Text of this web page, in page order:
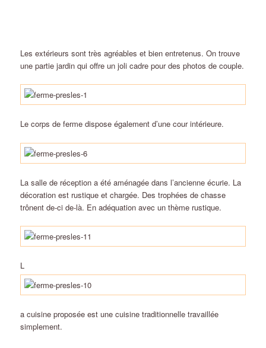
Les extérieurs sont très agréables et bien entretenus. On trouve
une partie jardin qui offre un joli cadre pour des photos de couple.
Le corps de ferme dispose également d’une cour intérieure.
La salle de réception a été aménagée dans l’ancienne écurie. La
décoration est rustique et chargée. Des trophées de chasse
trônent de-ci de-là. En adéquation avec un thème rustique.
L
a cuisine proposée est une cuisine traditionnelle travaillée
simplement.